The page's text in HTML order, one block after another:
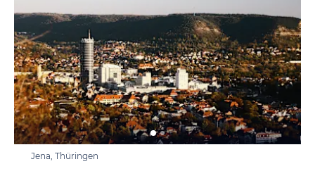
Jena, Thüringen